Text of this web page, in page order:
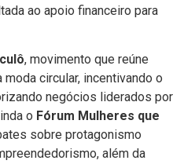
ao apoio financeiro para
, movimento que reúne
circular, incentivando o
negócios liderados por
o Fórum Mulheres que
sobre protagonismo
além da